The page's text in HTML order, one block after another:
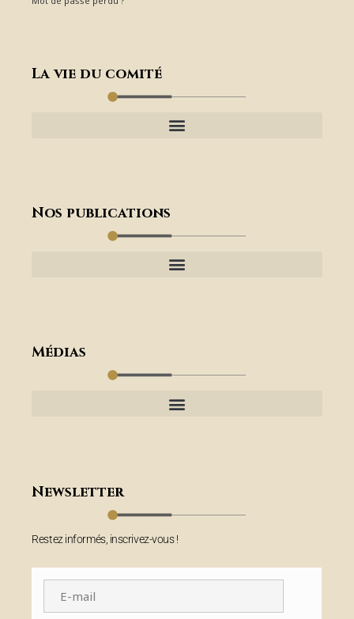
La vie du comité
Nos publications
Médias
Newsletter
Restez informés, inscrivez-vous !